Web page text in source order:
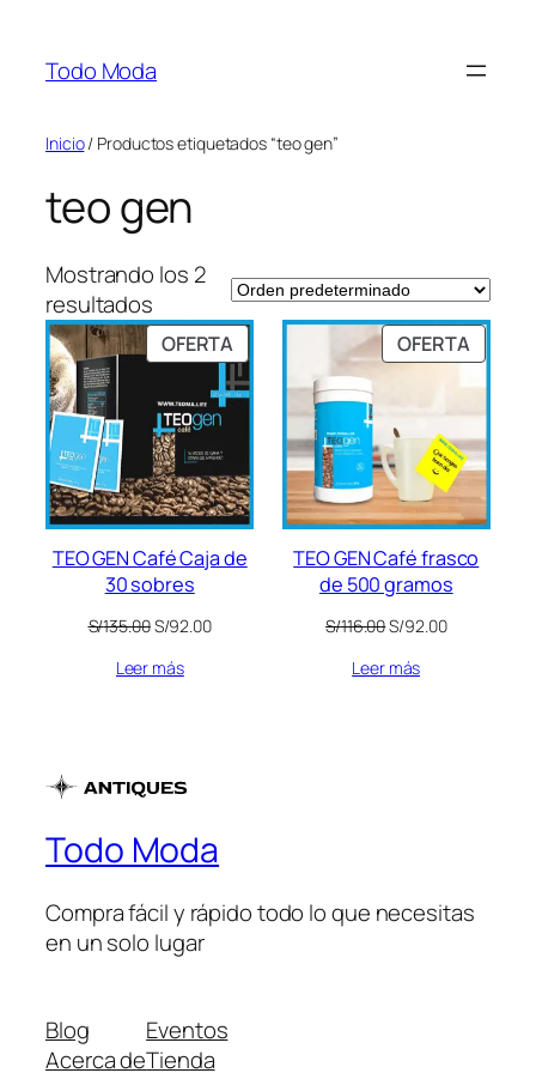
contenido
Todo Moda
Inicio/ Productos etiquetados “teo gen”
teo gen
Mostrando los 2
resultados
OFERTAPRODUCTO
EN
OFERTA
TEO GEN Café Caja de
30 sobres
S/135.00El
original
S/92.00El
Leer más
OFERTA
EN
TEO GEN Café frasco
de 500 gramos
S/116.00El
original
S/92.00El
Leer más
Todo Moda
Compra fácil y rápido todo lo que necesitas
en un solo lugar
Blog
Acerca de
Eventos
Tienda